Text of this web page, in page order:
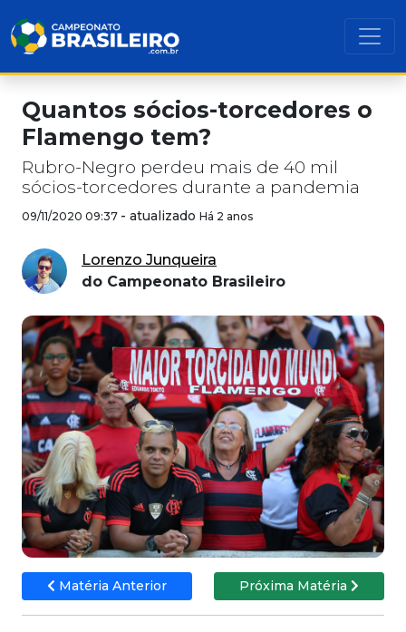
Quantos sócios-torcedores o
Flamengo tem?
Rubro-Negro perdeu mais de 40 mil
sócios-torcedores durante a pandemia
09/11/2020 09:37 - atualizado Há 2 anos
Lorenzo Junqueira
do Campeonato Brasileiro
Matéria Anterior Próxima Matéria